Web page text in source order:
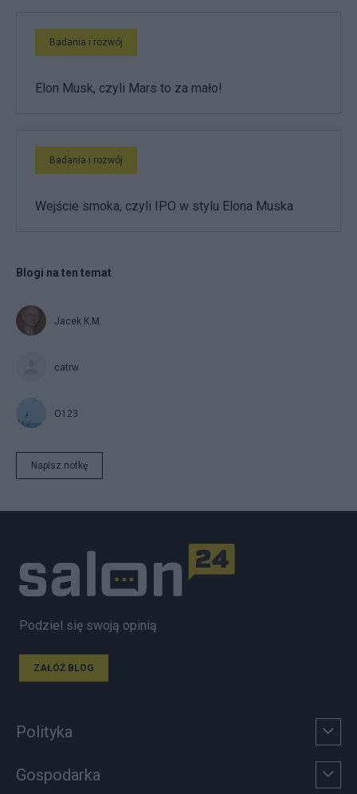
Badania i rozwój
Elon Musk, czyli Mars to za mało!
Badania i rozwój
Wejście smoka, czyli IPO w stylu Elona Muska
Blogi na ten temat
Jacek K.M.
catrw
O123
Napisz notkę
Podziel się swoją opinią
ZAŁÓŻ BLOG
Polityka
Gospodarka